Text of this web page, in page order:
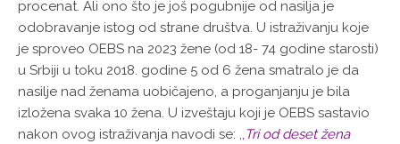
procenat. Ali ono što je još pogubnije od nasilja je
odobravanje istog od strane društva. U istraživanju koje
je sproveo OEBS na 2023 žene (od 18- 74 godine starosti)
u Srbiji u toku 2018. godine 5 od 6 žena smatralo je da
nasilje nad ženama uobičajeno, a proganjanju je bila
izložena svaka 10 žena. U izveštaju koji je OEBS sastavio
nakon ovog istraživanja navodi se: ,,Tri od deset žena